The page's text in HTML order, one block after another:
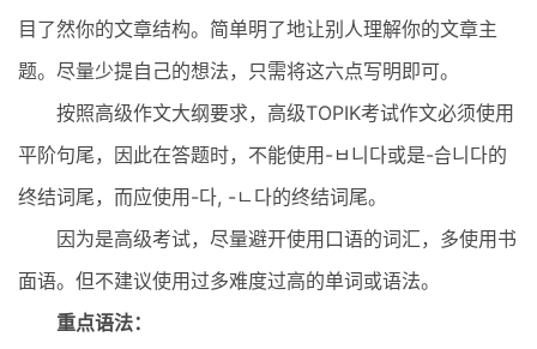
目了然你的文章结构。简单明了地让别人理解你的文章主
题。尽量少提自己的想法，只需将这六点写明即可。
按照高级作文大纲要求，高级TOPIK考试作文必须使用
平阶句尾，因此在答题时，不能使用-ㅂ니다或是-습니다的
终结词尾，而应使用-다, -ㄴ다的终结词尾。
因为是高级考试，尽量避开使用口语的词汇，多使用书
面语。但不建议使用过多难度过高的单词或语法。
重点语法：